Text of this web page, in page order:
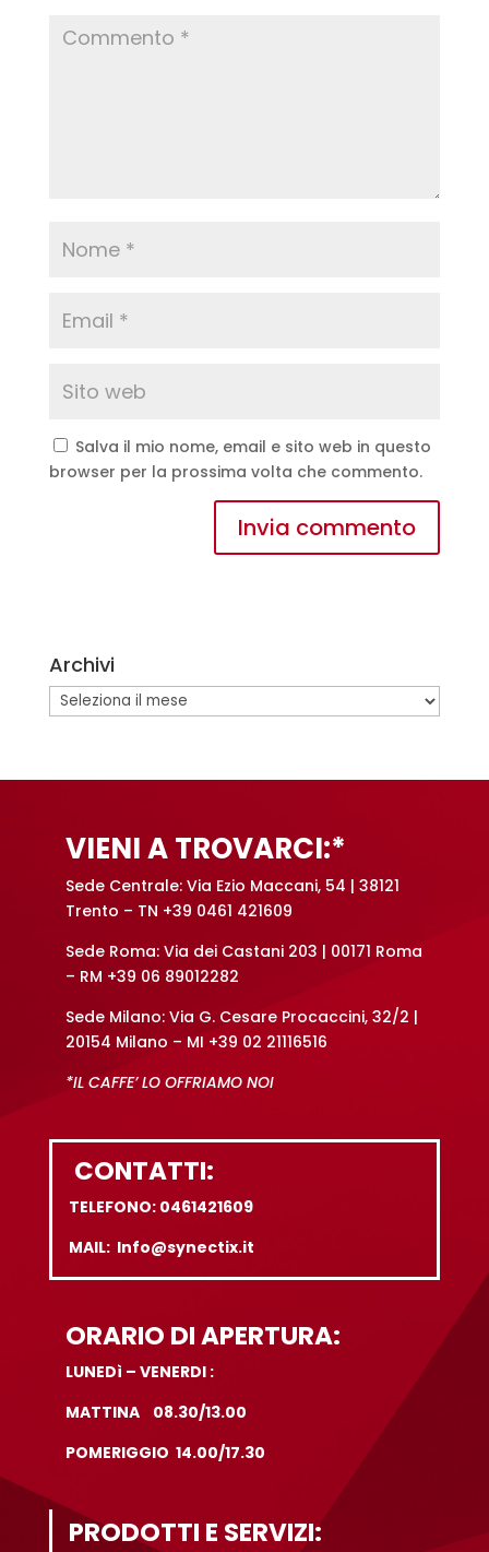
Salva il mio nome, email e sito web in questo
browser per la prossima volta che commento.
r
n
a
Archivi
Archivi
VIENI A TROVARCI:*
Sede Centrale: Via Ezio Maccani, 54 | 38121
Trento – TN +39 0461 421609
Sede Roma: Via dei Castani 203 | 00171 Roma
– RM +39 06 89012282
Sede Milano: Via G. Cesare Procaccini, 32/2 |
20154 Milano – MI +39 02 21116516
*IL CAFFE’ LO OFFRIAMO NOI
CONTATTI:
TELEFONO: 0461421609
MAIL: Info@synectix.it
ORARIO DI APERTURA:
LUNEDì – VENERDI :
MATTINA 08.30/13.00
POMERIGGIO 14.00/17.30
PRODOTTI E SERVIZI: